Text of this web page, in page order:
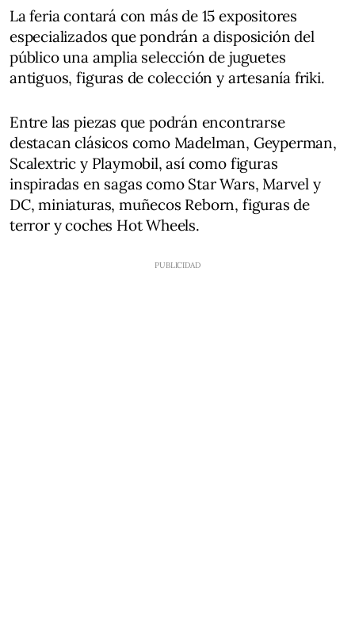
La feria contará con más de 15 expositores
especializados que pondrán a disposición del
público una amplia selección de juguetes
antiguos, figuras de colección y artesanía friki.
Entre las piezas que podrán encontrarse
destacan clásicos como Madelman, Geyperman,
Scalextric y Playmobil, así como figuras
inspiradas en sagas como Star Wars, Marvel y
DC, miniaturas, muñecos Reborn, figuras de
terror y coches Hot Wheels.